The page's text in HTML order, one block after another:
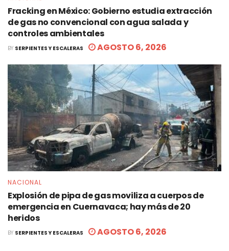
Fracking en México: Gobierno estudia extracción
de gas no convencional con agua salada y
controles ambientales
BY SERPIENTES Y ESCALERAS AGOSTO 6, 2026
NACIONAL
Explosión de pipa de gas moviliza a cuerpos de
emergencia en Cuernavaca; hay más de 20
heridos
BY SERPIENTES Y ESCALERAS AGOSTO 6, 2026